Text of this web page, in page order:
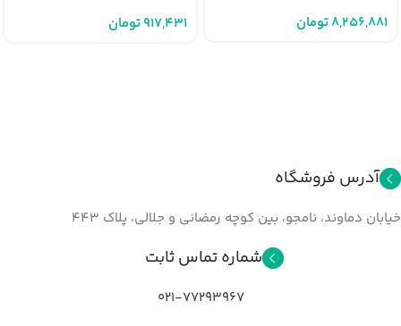
تومان
تومان
آدرس فروشگاه
خیابان دماوند، نامجو، بین کوچه رمضانی و جلالي، پلاک ۴۴۳
شماره تماس ثابت
021-77293967